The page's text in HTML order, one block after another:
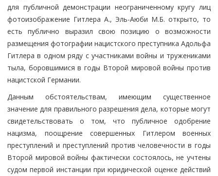
для публичной демонстрации неограниченному кругу лиц
фотоизображение Гитлера А., Эль-Аюби М.Б. открыто, то
есть публично выразил свою позицию о возможности
размещения фотографии нацистского преступника Адольфа
Гитлера в одном ряду с участниками войны и тружениками
тыла, боровшимися в годы Второй мировой войны против
нацистской Германии.
Данным обстоятельствам, имеющим существенное
значение для правильного разрешения дела, которые могут
свидетельствовать о том, что публичное одобрение
нацизма, поощрение совершенных Гитлером военных
преступлений и преступлений против человечности в годы
Второй мировой войны фактически состоялось, не учтены
судом первой инстанции при юридической оценке действий